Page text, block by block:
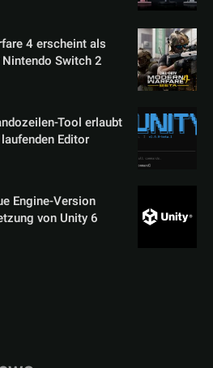
4 erscheint als
Switch 2
Tool erlaubt
Editor
Engine-Version
von Unity 6